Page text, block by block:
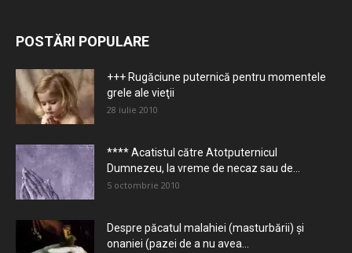
POSTĂRI POPULARE
+++ Rugăciune puternică pentru momentele
grele ale vieţii
28 iulie 2010
**** Acatistul către Atotputernicul
Dumnezeu, la vreme de necaz sau de...
5 octombrie 2010
Despre păcatul malahiei (masturbării) şi
onaniei (pazei de a nu avea...